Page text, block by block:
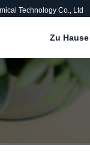
Technology Co., Ltd
Zu Hause